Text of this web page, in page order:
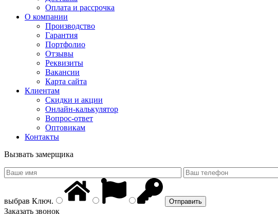
Оплата и рассрочка
О компании
Производство
Гарантия
Портфолио
Отзывы
Реквизиты
Вакансии
Карта сайта
Клиентам
Скидки и акции
Онлайн-калькулятор
Вопрос-ответ
Оптовикам
Контакты
Вызвать замерщика
выбрав Ключ.
Заказать звонок